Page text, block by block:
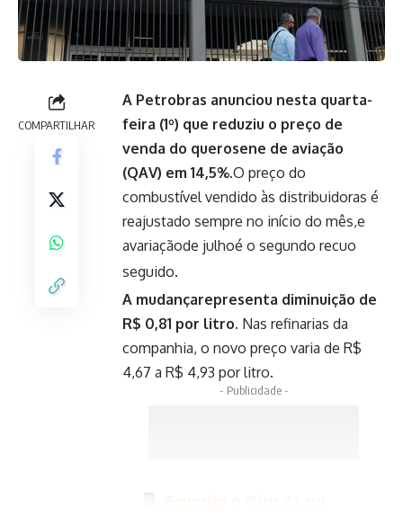
COMPARTILHAR
A Petrobras anunciou nesta quarta-
feira (1º) que reduziu o preço de
venda do querosene de aviação
(QAV) em 14,5%.O preço do
combustível vendido às distribuidoras é
reajustado sempre no início do mês,e
avariaçãode julhoé o segundo recuo
seguido.
A mudançarepresenta diminuição de
R$ 0,81 por litro. Nas refinarias da
companhia, o novo preço varia de R$
4,67 a R$ 4,93 por litro.
- Publicidade -